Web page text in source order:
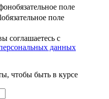
обязательное поле
обязательное поле
соглашаетесь с
данных
чтобы быть в курсе